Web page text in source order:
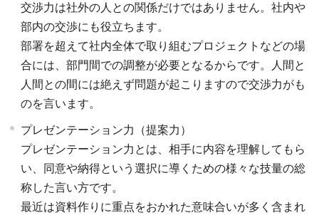
交渉力は社外の人との関係だけではありません。社内や
部内の交渉にも役立ちます。
部署を超えて社内全体で取り組むプロジェクトなどの場
合には、部門間での調整が必要となるからです。人間と
人間との間には絶えず問題が起こりますので交渉力がも
のを言います。
プレゼンテーション力（提案力）
プレゼンテーション力とは、相手に内容を理解してもら
い、同意や納得という選択に導くための様々な技量の総
称した言い方です。
最近は資料作りに重点をおかれた意味合いが多く含まれ